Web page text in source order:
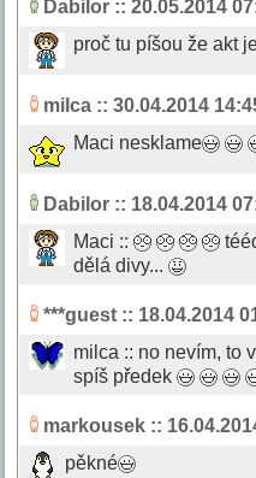
Dabilor :: 20.05.2014
proč tu píšou že akt
milca :: 30.04.2014
Maci nesklame
Dabilor :: 18.04.2014
Maci ::
dělá divy...
***guest :: 18.04.2014
milca :: no nevím, to
spíš předek
markousek ::
pěkné